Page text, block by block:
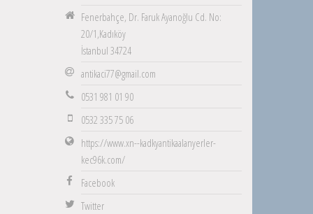
Fenerbahçe, Dr. Faruk Ayanoğlu Cd. No:
20/1,Kadıköy
İstanbul 34724
antikaci77@gmail.com
0531 981 01 90
0532 335 75 06
https://www.xn--kadkyantikaalanyerler-
kec96k.com/
Facebook
Twitter